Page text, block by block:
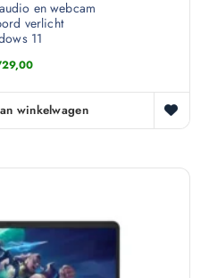
en webcam
verlicht
11
winkelwagen